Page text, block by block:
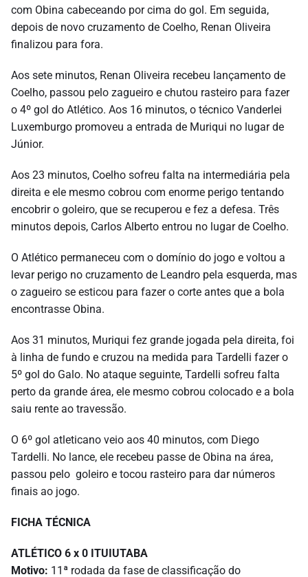
com Obina cabeceando por cima do gol. Em seguida,
depois de novo cruzamento de Coelho, Renan Oliveira
finalizou para fora.
Aos sete minutos, Renan Oliveira recebeu lançamento de
Coelho, passou pelo zagueiro e chutou rasteiro para fazer
o 4º gol do Atlético. Aos 16 minutos, o técnico Vanderlei
Luxemburgo promoveu a entrada de Muriqui no lugar de
Júnior.
Aos 23 minutos, Coelho sofreu falta na intermediária pela
direita e ele mesmo cobrou com enorme perigo tentando
encobrir o goleiro, que se recuperou e fez a defesa. Três
minutos depois, Carlos Alberto entrou no lugar de Coelho.
O Atlético permaneceu com o domínio do jogo e voltou a
levar perigo no cruzamento de Leandro pela esquerda, mas
o zagueiro se esticou para fazer o corte antes que a bola
encontrasse Obina.
Aos 31 minutos, Muriqui fez grande jogada pela direita, foi
à linha de fundo e cruzou na medida para Tardelli fazer o
5º gol do Galo. No ataque seguinte, Tardelli sofreu falta
perto da grande área, ele mesmo cobrou colocado e a bola
saiu rente ao travessão.
O 6º gol atleticano veio aos 40 minutos, com Diego
Tardelli. No lance, ele recebeu passe de Obina na área,
passou pelo goleiro e tocou rasteiro para dar números
finais ao jogo.
FICHA TÉCNICA
ATLÉTICO 6 x 0 ITUIUTABA
Motivo: 11ª rodada da fase de classificação do